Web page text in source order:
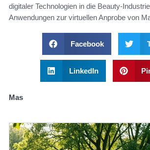
digitaler Technologien in die Beauty-
Anwendungen zur virtuellen Anprobe von
Facebook
LinkedIn
Mas